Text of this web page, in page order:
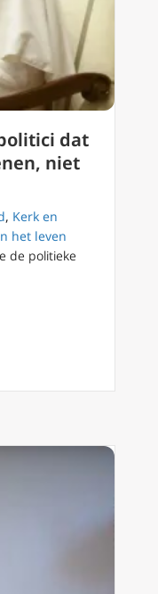
dat
niet
, Kerk en
het leven
de politieke
tegen politici dat AI de